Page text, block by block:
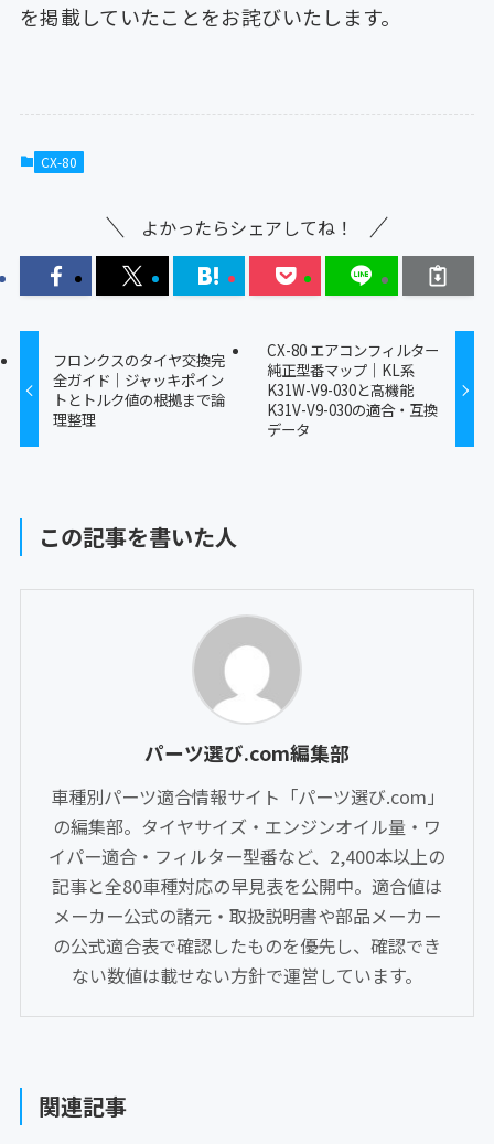
を掲載していたことをお詫びいたします。
CX-80
よかったらシェアしてね！
フロンクスのタイヤ交換完
全ガイド｜ジャッキポイン
トとトルク値の根拠まで論
理整理
CX-80 エアコンフィルター
純正型番マップ｜KL系
K31W-V9-030と高機能
K31V-V9-030の適合・互換
データ
この記事を書いた人
パーツ選び.com編集部
車種別パーツ適合情報サイト「パーツ選び.com」
の編集部。タイヤサイズ・エンジンオイル量・ワ
イパー適合・フィルター型番など、2,400本以上の
記事と全80車種対応の早見表を公開中。適合値は
メーカー公式の諸元・取扱説明書や部品メーカー
の公式適合表で確認したものを優先し、確認でき
ない数値は載せない方針で運営しています。
関連記事